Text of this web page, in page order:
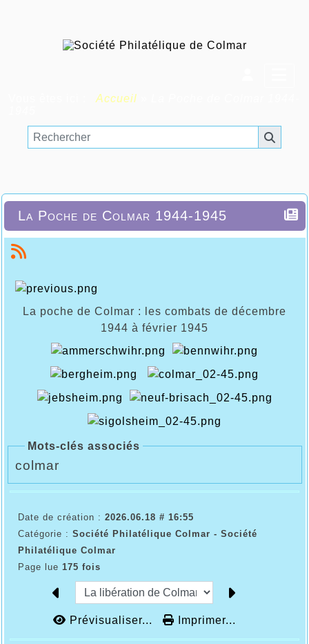
Accueil
La Poche de Colmar 1944-1945
La poche de Colmar : les combats de décembre
1944 à février 1945
Mots-clés associés
colmar
Date de création : 2026.06.18 # 16:55
Catégorie : Société Philatélique Colmar - Société
Philatélique Colmar
Page lue 175 fois
Prévisualiser... Imprimer...